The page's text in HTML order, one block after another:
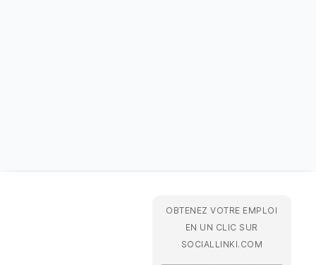
OBTENEZ VOTRE EMPLOI
EN UN CLIC SUR
SOCIALLINKI.COM